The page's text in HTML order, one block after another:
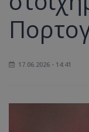
17.06.2026 - 14:41